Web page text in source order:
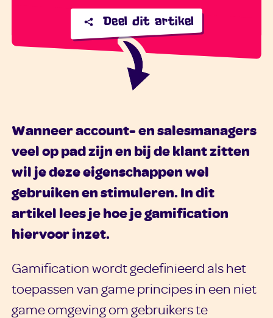
Deel dit artikel
Wanneer account- en salesmanagers
veel op pad zijn en bij de klant zitten
wil je deze eigenschappen wel
gebruiken en stimuleren. In dit
artikel lees je hoe je gamification
hiervoor inzet.
Gamification wordt gedefinieerd als het
toepassen van game principes in een niet
game omgeving om gebruikers te